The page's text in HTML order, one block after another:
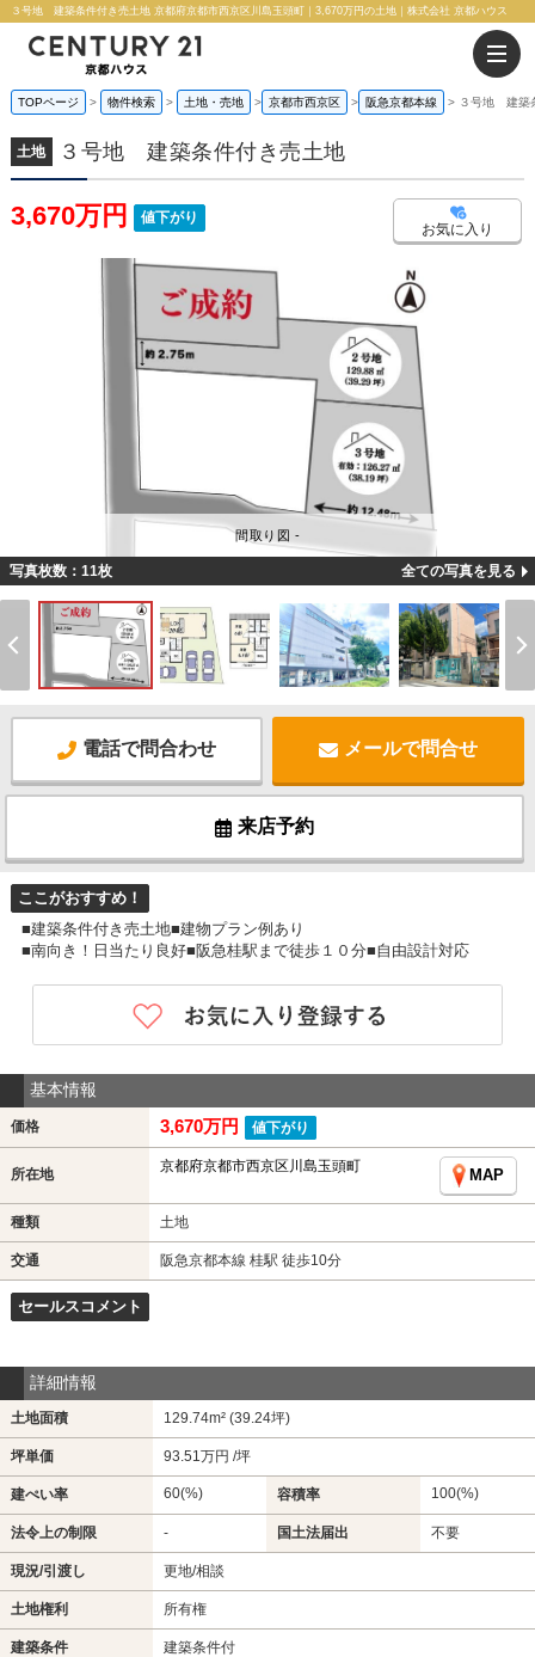
３号地 建築条件付き売土地 京都府京都市西京区川島玉頭町｜3,670万円の土地｜株式会社 京都ハウス
TOPページ 物件検索 土地・売地 京都市西京区 阪急京都本線 ３号地 建築
土地 ３号地 建築条件付き売土地
3,670万円 値下がり
お気に入り
間取り図 -
写真枚数：11枚 全ての写真を見る
電話で問合わせ メールで問合せ
来店予約
ここがおすすめ！
■建築条件付き売土地■建物プラン例あり
■南向き！日当たり良好■阪急桂駅まで徒歩１０分■自由設計対応
基本情報
価格 3,670万円 値下がり
所在地 京都府京都市西京区川島玉頭町
MAP
種類 土地
交通 阪急京都本線 桂駅 徒歩10分
セールスコメント
詳細情報
土地面積 129.74m² (39.24坪)
坪単価 93.51万円 /坪
建ぺい率 60(%) 容積率 100(%)
法令上の制限 - 国土法届出 不要
現況/引渡し 更地/相談
土地権利 所有権
建築条件 建築条件付